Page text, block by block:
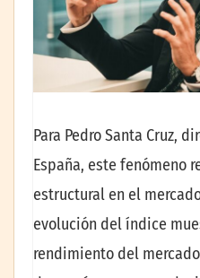
Para Pedro Santa Cruz,
España, este fenómeno
estructural en el
evolución del índice
rendimiento del